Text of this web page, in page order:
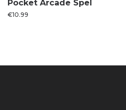
Pocket Arcade Spel
€10.99